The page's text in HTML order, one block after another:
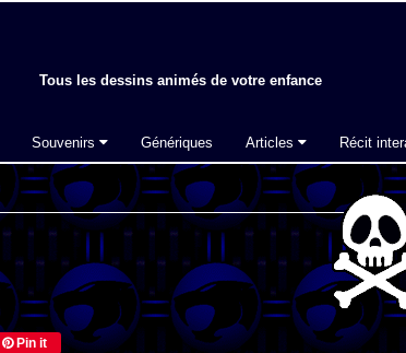
Tous les dessins animés de votre enfance
Souvenirs Génériques Articles Récit
Pin it